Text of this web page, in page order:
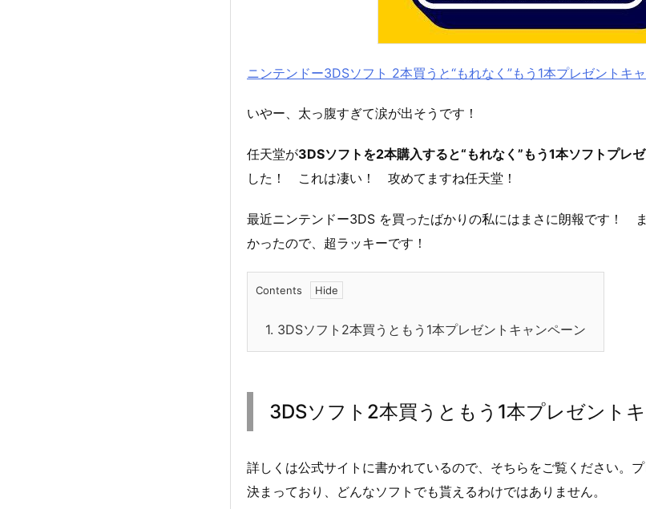
ニンテンドー3DSソフト 2本買うと“もれなく”もう1本プレゼントキ
いやー、太っ腹すぎて涙が出そうです！
任天堂が3DSソフトを2本購入すると“もれなく”もう1本ソフトプレ
した！ これは凄い！ 攻めてますね任天堂！
最近ニンテンドー3DS を買ったばかりの私にはまさに朗報です！
かったので、超ラッキーです！
Contents
1. 3DSソフト2本買うともう1本プレゼントキャンペーン
3DSソフト2本買うともう1本プレゼント
詳しくは公式サイトに書かれているので、そちらをご覧ください。
決まっており、どんなソフトでも貰えるわけではありません。